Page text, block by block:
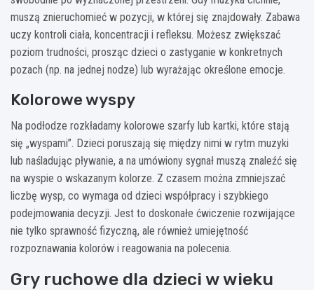
muszą znieruchomieć w pozycji, w której się znajdowały. Zabawa
uczy kontroli ciała, koncentracji i refleksu. Możesz zwiększać
poziom trudności, prosząc dzieci o zastyganie w konkretnych
pozach (np. na jednej nodze) lub wyrażając określone emocje.
Kolorowe wyspy
Na podłodze rozkładamy kolorowe szarfy lub kartki, które stają
się „wyspami”. Dzieci poruszają się między nimi w rytm muzyki
lub naśladując pływanie, a na umówiony sygnał muszą znaleźć się
na wyspie o wskazanym kolorze. Z czasem można zmniejszać
liczbę wysp, co wymaga od dzieci współpracy i szybkiego
podejmowania decyzji. Jest to doskonałe ćwiczenie rozwijające
nie tylko sprawność fizyczną, ale również umiejętność
rozpoznawania kolorów i reagowania na polecenia.
Gry ruchowe dla dzieci w wieku